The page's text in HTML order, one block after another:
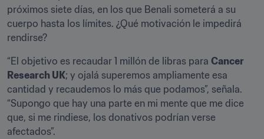
próximos siete días, en los que Benali someterá a su
cuerpo hasta los límites. ¿Qué motivación le impedirá
rendirse?
“El objetivo es recaudar 1 millón de libras para Cancer
Research UK; y ojalá superemos ampliamente esa
cantidad y recaudemos lo más que podamos”, señala.
“Supongo que hay una parte en mi mente que me dice
que, si me rindiese, los donativos podrían verse
afectados”.